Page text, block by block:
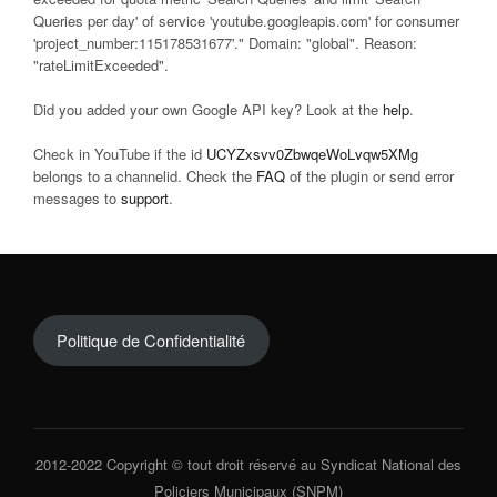
Queries per day' of service 'youtube.googleapis.com' for consumer
'project_number:115178531677'." Domain: "global". Reason:
"rateLimitExceeded".
Did you added your own Google API key? Look at the help.
Check in YouTube if the id UCYZxsvv0ZbwqeWoLvqw5XMg
belongs to a channelid. Check the FAQ of the plugin or send error
messages to support.
Politique de Confidentialité
2012-2022 Copyright © tout droit réservé au Syndicat National des
Policiers Municipaux (SNPM)